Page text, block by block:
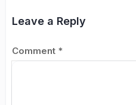
Leave a Reply
Comment *